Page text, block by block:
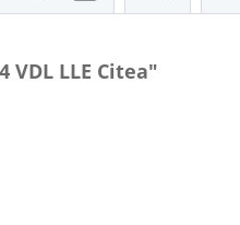
LLE Citea"